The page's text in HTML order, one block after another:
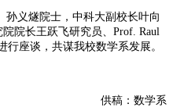
义燧院士，中科大副校长叶向
院长王跃飞研究员、Prof. Raul
行座谈，共谋我校数学系发展。
供稿：数学系